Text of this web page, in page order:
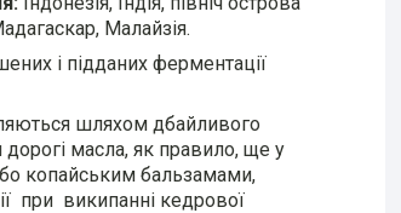
Малайзія.
і підданих ферментації
шляхом дбайливого
масла, як правило, ще у
копайським бальзамами,
при википанні кедрової